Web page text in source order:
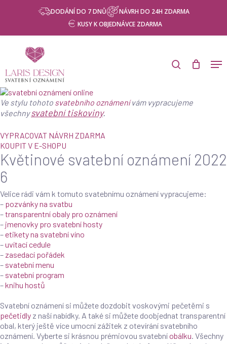
contentProducts
search
DODÁNÍ DO 7 DNŮ
NÁVRH DO 24H ZDARMA
KUSY K OBJEDNÁVCE ZDARMA
search
Ve stylu tohoto svatebního oznámenívám vypracujeme
všechnysvatební tiskoviny.
VYPRACOVAT NÁVRH ZDARMA
KOUPIT V E-SHOPU
Květinové svatební oznámení 2022
6
Velice rádi vám k tomuto svatebnímu oznámení vypracujeme:
– pozvánky na svatbu
–transparentní obaly pro oznámení
– jmenovky pro svatební hosty
–etikety na svatební víno
–uvítací cedule
– zasedací pořádek
– svatební menu
– svatební program
–knihu hostů
Svatební oznámení si můžete dozdobit voskovými pečetěmi s
pečetidly z naší nabídky. A také si můžete doobjednat transparentní
obal, který ještě více umocní zážitek z otevírání svatebního
oznámení. Vyberte si krásnou prémiovou svatebníobálku. Všechny
NÁVRH ZDARMA